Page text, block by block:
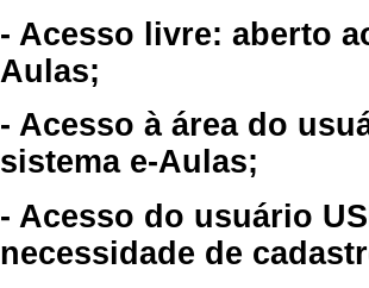
- Acesso livre: aberto
Aulas;
- Acesso à área do
sistema e-Aulas;
- Acesso do usuário
necessidade de